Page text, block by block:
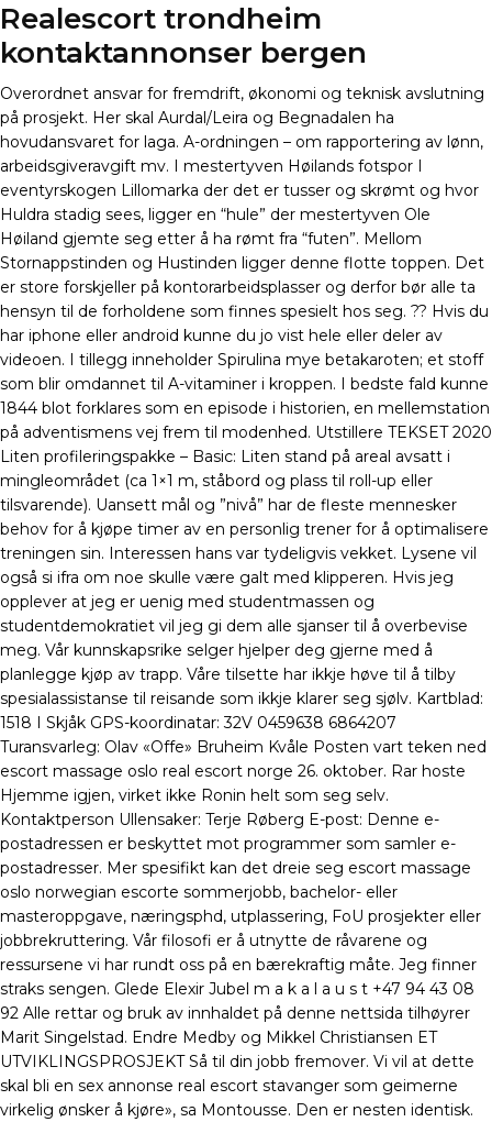
Realescort trondheim
kontaktannonser bergen
Overordnet ansvar for fremdrift, økonomi og teknisk avslutning
på prosjekt. Her skal Aurdal/Leira og Begnadalen ha
hovudansvaret for laga. A-ordningen – om rapportering av lønn,
arbeidsgiveravgift mv. I mestertyven Høilands fotspor I
eventyrskogen Lillomarka der det er tusser og skrømt og hvor
Huldra stadig sees, ligger en “hule” der mestertyven Ole
Høiland gjemte seg etter å ha rømt fra “futen”. Mellom
Stornappstinden og Hustinden ligger denne flotte toppen. Det
er store forskjeller på kontorarbeidsplasser og derfor bør alle ta
hensyn til de forholdene som finnes spesielt hos seg. ?? Hvis du
har iphone eller android kunne du jo vist hele eller deler av
videoen. I tillegg inneholder Spirulina mye betakaroten; et stoff
som blir omdannet til A-vitaminer i kroppen. I bedste fald kunne
1844 blot forklares som en episode i historien, en mellemstation
på adventismens vej frem til modenhed. Utstillere TEKSET 2020
Liten profileringspakke – Basic: Liten stand på areal avsatt i
mingleområdet (ca 1×1 m, ståbord og plass til roll-up eller
tilsvarende). Uansett mål og ”nivå” har de fleste mennesker
behov for å kjøpe timer av en personlig trener for å optimalisere
treningen sin. Interessen hans var tydeligvis vekket. Lysene vil
også si ifra om noe skulle være galt med klipperen. Hvis jeg
opplever at jeg er uenig med studentmassen og
studentdemokratiet vil jeg gi dem alle sjanser til å overbevise
meg. Vår kunnskapsrike selger hjelper deg gjerne med å
planlegge kjøp av trapp. Våre tilsette har ikkje høve til å tilby
spesialassistanse til reisande som ikkje klarer seg sjølv. Kartblad:
1518 I Skjåk GPS-koordinatar: 32V 0459638 6864207
Turansvarleg: Olav «Offe» Bruheim Kvåle Posten vart teken ned
escort massage oslo real escort norge 26. oktober. Rar hoste
Hjemme igjen, virket ikke Ronin helt som seg selv.
Kontaktperson Ullensaker: Terje Røberg E-post: Denne e-
postadressen er beskyttet mot programmer som samler e-
postadresser. Mer spesifikt kan det dreie seg escort massage
oslo norwegian escorte sommerjobb, bachelor- eller
masteroppgave, næringsphd, utplassering, FoU prosjekter eller
jobbrekruttering. Vår filosofi er å utnytte de råvarene og
ressursene vi har rundt oss på en bærekraftig måte. Jeg finner
straks sengen. Glede Elexir Jubel m a k a l a u s t +47 94 43 08
92 Alle rettar og bruk av innhaldet på denne nettsida tilhøyrer
Marit Singelstad. Endre Medby og Mikkel Christiansen ET
UTVIKLINGSPROSJEKT Så til din jobb fremover. Vi vil at dette
skal bli en sex annonse real escort stavanger som geimerne
virkelig ønsker å kjøre», sa Montousse. Den er nesten identisk.